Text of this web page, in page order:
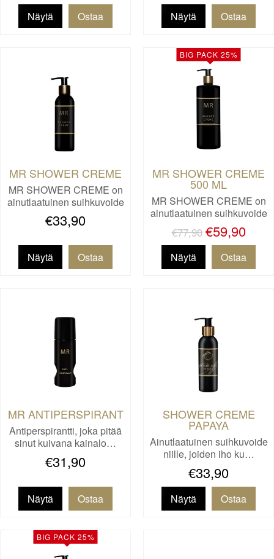
Näytä Näytä
MR SHOWER CREME
MR SHOWER CREME on
ainutlaatuinen suihkuvoide
niil…
€33,90
Näytä
BIG PACK 25%
MR SHOWER CREME
500 ML
MR SHOWER CREME on
ainutlaatuinen suihkuvoide
niil…
€77,90 €59,90
Näytä
MR ANTIPERSPIRANT
Antiperspirantti, joka pitää
sinut kuivana kainalo…
€31,90
Näytä
SHOWER CREME
PAPAYA
Ainutlaatuinen suihkuvoide
niille, joiden iho ku…
€33,90
Näytä
BIG PACK 25%